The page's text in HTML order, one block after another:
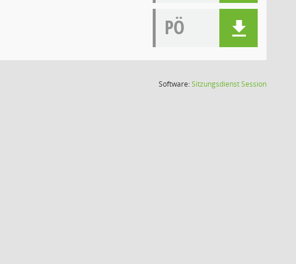
PÖ
Software:SitzungsdienstSession(Wird in